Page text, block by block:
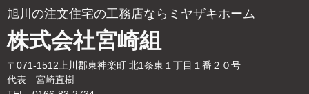
旭川の注文住宅の工務店ならミヤザキホーム
株式会社宮崎組
〒071-1512上川郡東神楽町 北1条東１丁目１番２０号
代表 宮崎直樹